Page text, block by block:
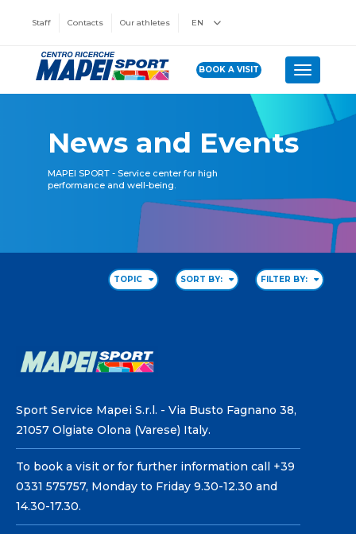
Staff Contacts Our athletes EN
BOOK A VISIT Toggle
News and Events
MAPEI SPORT - Service center for high
performance and well-being.
TOPIC SORT BY: FILTER BY:
Sport Service Mapei S.r.l. - Via Busto Fagnano 38,
21057 Olgiate Olona (Varese) Italy.
To book a visit or for further information call +39
0331 575757, Monday to Friday 9.30-12.30 and
14.30-17.30.